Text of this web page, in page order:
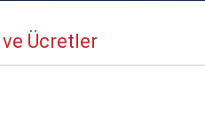
Ücretler